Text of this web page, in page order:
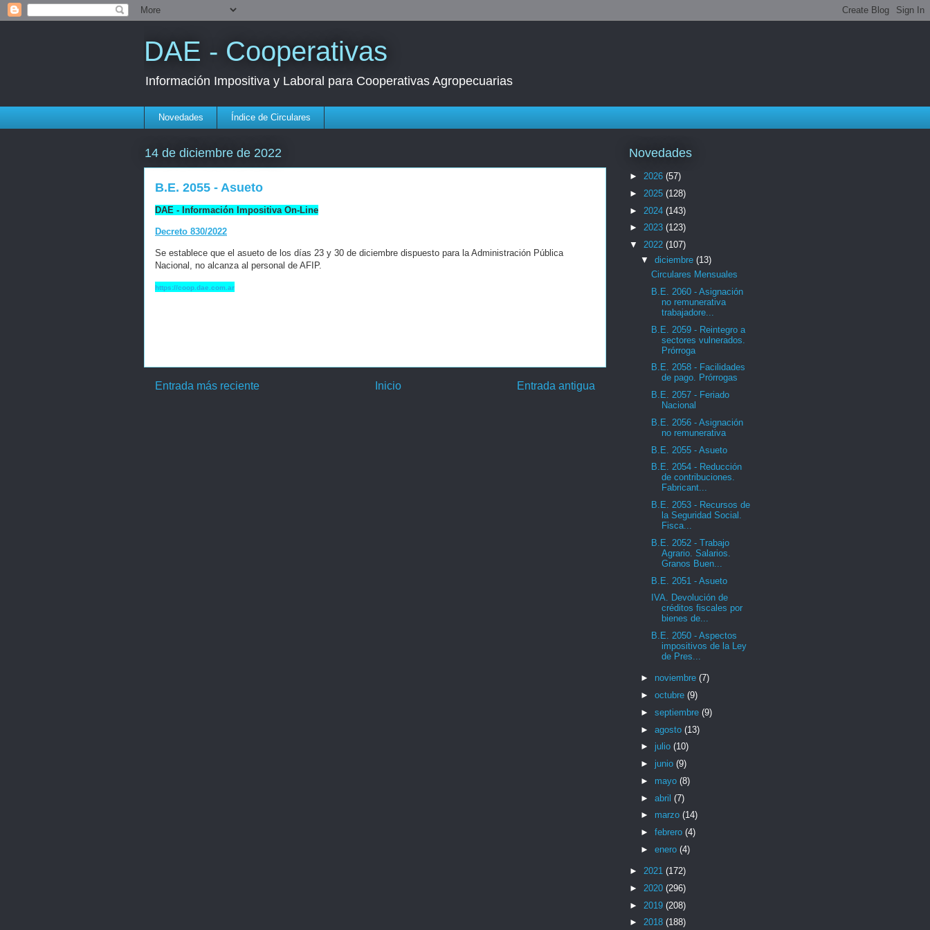
DAE - Cooperativas
Información Impositiva y Laboral para Cooperativas Agropecuarias
Novedades Índice de Circulares
14 de diciembre de 2022
B.E. 2055 - Asueto
DAE - Información Impositiva On-Line
Decreto 830/2022
Se establece que el asueto de los días 23 y 30 de diciembre dispuesto para la Administración Pública
Nacional, no alcanza al personal de AFIP.
https://coop.dae.com.ar
Entrada más reciente Entrada antigua
Inicio
Novedades
► 2026 (57)
► 2025 (128)
► 2024 (143)
► 2023 (123)
▼ 2022 (107)
▼ diciembre (13)
Circulares Mensuales
B.E. 2060 - Asignación
no remunerativa
trabajadore...
B.E. 2059 - Reintegro a
sectores vulnerados.
Prórroga
B.E. 2058 - Facilidades
de pago. Prórrogas
B.E. 2057 - Feriado
Nacional
B.E. 2056 - Asignación
no remunerativa
B.E. 2055 - Asueto
B.E. 2054 - Reducción
de contribuciones.
Fabricant...
B.E. 2053 - Recursos de
la Seguridad Social.
Fisca...
B.E. 2052 - Trabajo
Agrario. Salarios.
Granos Buen...
B.E. 2051 - Asueto
IVA. Devolución de
créditos fiscales por
bienes de...
B.E. 2050 - Aspectos
impositivos de la Ley
de Pres...
► noviembre (7)
► octubre (9)
► septiembre (9)
► agosto (13)
► julio (10)
► junio (9)
► mayo (8)
► abril (7)
► marzo (14)
► febrero (4)
► enero (4)
► 2021 (172)
► 2020 (296)
► 2019 (208)
► 2018 (188)